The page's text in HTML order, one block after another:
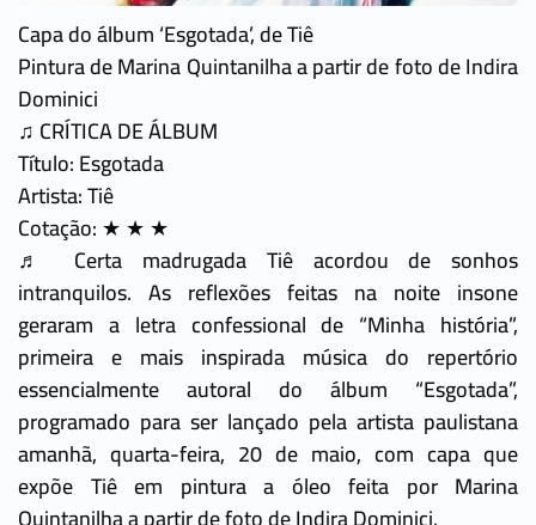
Capa do álbum ‘Esgotada’, de Tiê
Pintura de Marina Quintanilha a partir de foto de Indira
Dominici
♫ CRÍTICA DE ÁLBUM
Título: Esgotada
Artista: Tiê
Cotação: ★ ★ ★
♬ Certa madrugada Tiê acordou de sonhos
intranquilos. As reflexões feitas na noite insone
geraram a letra confessional de “Minha história”,
primeira e mais inspirada música do repertório
essencialmente autoral do álbum “Esgotada”,
programado para ser lançado pela artista paulistana
amanhã, quarta-feira, 20 de maio, com capa que
expõe Tiê em pintura a óleo feita por Marina